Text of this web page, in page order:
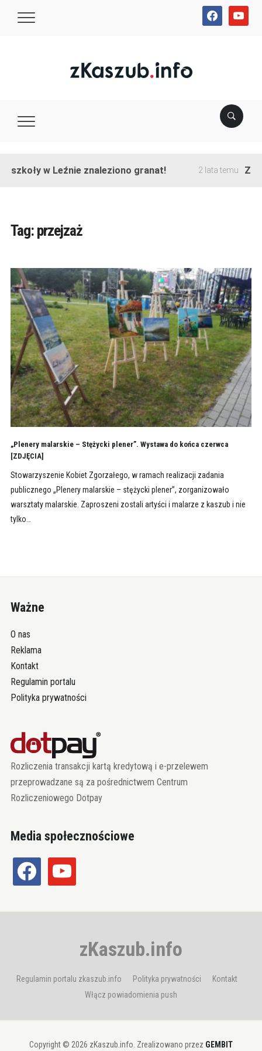
facebookyoutube
szkoły w Leźnie znaleziono granat! 2 lata temu
Tag: przejzaż
„Plenery malarskie – Stężycki plener”. Wystawa do końca czerwca
[ZDJĘCIA]
Stowarzyszenie Kobiet Zgorzałego, w ramach realizacji zadania
publicznego „Plenery malarskie – stężycki plener”, zorganizowało
warsztaty malarskie. Zaproszeni zostali artyści i malarze z kaszub i nie
tylko…
Ważne
O nas
Reklama
Kontakt
Regulamin portalu
Polityka prywatności
Rozliczenia transakcji kartą kredytową i e-przelewem
przeprowadzane są za pośrednictwem Centrum
Rozliczeniowego Dotpay
Media społecznościowe
facebook youtube
zKaszub.info
Regulamin portalu zkaszub.info Polityka prywatności
Kontakt
Włącz powiadomienia push
Copyright © 2026 zKaszub.info. Zrealizowano przez GEMBIT